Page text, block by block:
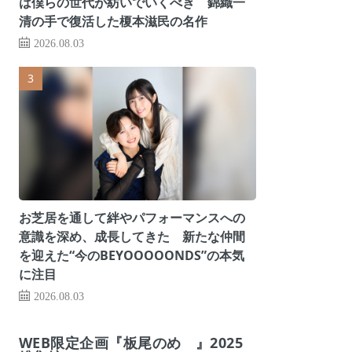
清の手で復活した榎本滋民の名作
2026.08.03
お芝居を通して絆やパフォーマンスへの
意識を深め、成長してきた 新たな仲間
を迎えた“今のBEYOOOOONDS”の本気
に注目
2026.08.03
WEB限定企画『板尾のめ゙』2025